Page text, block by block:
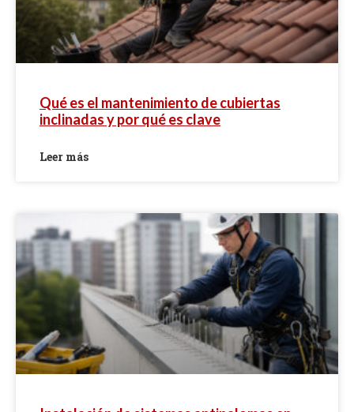
Qué es el mantenimiento de cubiertas
inclinadas y por qué es clave
Leer más